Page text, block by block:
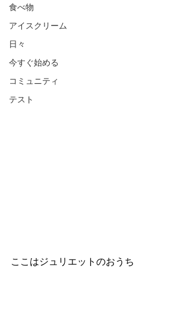
食べ物
アイスクリーム
日々
今すぐ始める
コミュニティ
テスト
ここはジュリエットのおうち